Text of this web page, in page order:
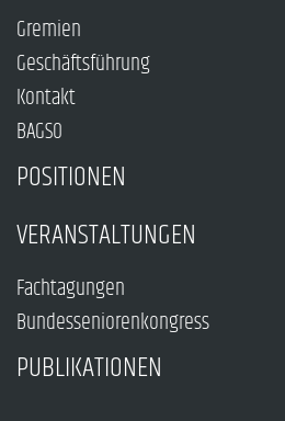
Gremien
Geschäftsführung
Kontakt
BAGSO
POSITIONEN
VERANSTALTUNGEN
Fachtagungen
Bundesseniorenkongress
PUBLIKATIONEN